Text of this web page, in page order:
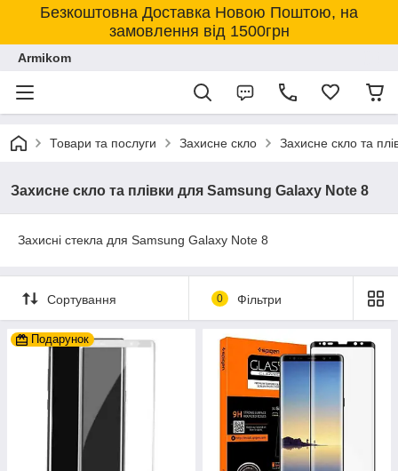
Безкоштовна Доставка Новою Поштою, на
замовлення від 1500грн
Armikom
Товари та послуги Захисне скло Захисне скло та
Захисне скло та плівки для Samsung Galaxy Note 8
Захисні стекла для Samsung Galaxy Note 8
Сортування 0 Фільтри
Подарунок